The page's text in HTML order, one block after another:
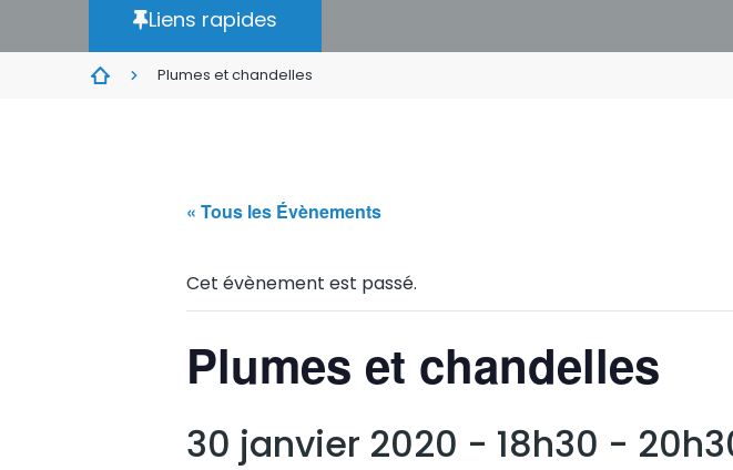
Liens rapides
Plumes et chandelles
« Tous les Évènements
Cet évènement est passé.
Plumes et chandelles
30 janvier 2020 - 18h30 -